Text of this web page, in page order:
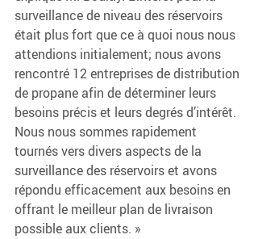
surveillance de niveau des réservoirs
était plus fort que ce à quoi nous nous
attendions initialement; nous avons
rencontré 12 entreprises de distribution
de propane afin de déterminer leurs
besoins précis et leurs degrés d’intérêt.
Nous nous sommes rapidement
tournés vers divers aspects de la
surveillance des réservoirs et avons
répondu efficacement aux besoins en
offrant le meilleur plan de livraison
possible aux clients. »